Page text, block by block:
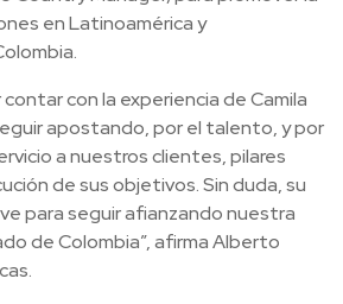
en Latinoamérica y
contar con la experiencia de Camila
apostando, por el talento, y por
a nuestros clientes, pilares
de sus objetivos. Sin duda, su
para seguir afianzando nuestra
de Colombia”, afirma Alberto